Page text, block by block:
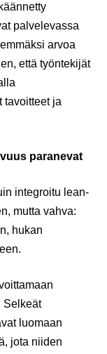
palvelevassa
arvoa
että työntekijät
tavoitteet ja
paranevat
integroitu lean-
mutta vahva:
hukan
Selkeät
luomaan
jota niiden